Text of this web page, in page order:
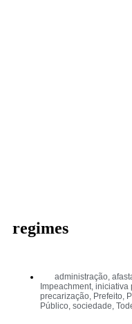
regimes
administração,
Impeachment, iniciativa
precarização, Prefeito,
Público, sociedade,